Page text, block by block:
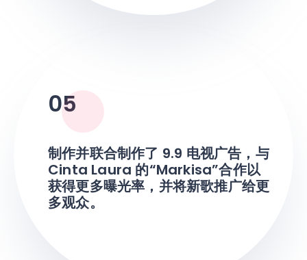
05
制作并联合制作了 9.9 电视广告，与
Cinta Laura 的“Markisa”合作以
获得更多曝光率，并将新歌推广给更
多观众。